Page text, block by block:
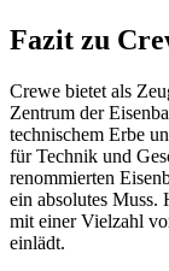
Fazit zu
Crewe bietet als
Zentrum der
technischem Erbe
für Technik und
renommierten
ein absolutes Muss.
mit einer Vielzahl
einlädt.